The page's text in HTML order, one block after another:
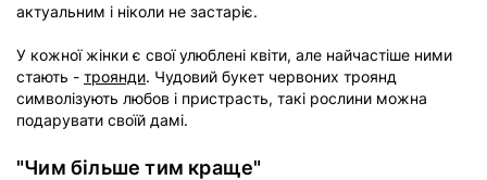
актуальним і ніколи не застаріє.
У кожної жінки є свої улюблені квіти, але найчастіше ними
стають - троянди. Чудовий букет червоних троянд
символізують любов і пристрасть, такі рослини можна
подарувати своїй дамі.
"Чим більше тим краще"